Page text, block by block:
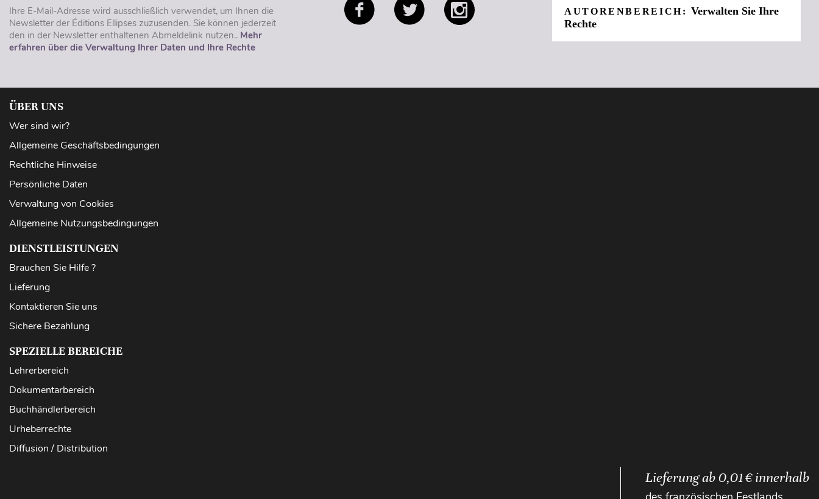
Ihre E-Mail-Adresse wird ausschließlich verwendet, um Ihnen die
Newsletter der Éditions Ellipses zuzusenden. Sie können jederzeit
den in der Newsletter enthaltenen Abmeldelink nutzen.. Mehr
erfahren über die Verwaltung Ihrer Daten und Ihre Rechte
AUTORENBEREICH:Verwalten Sie Ihre
Rechte
ÜBER UNS
Wer sind wir?
Allgemeine Geschäftsbedingungen
Rechtliche Hinweise
Persönliche Daten
Verwaltung von Cookies
Allgemeine Nutzungsbedingungen
DIENSTLEISTUNGEN
Brauchen Sie Hilfe ?
Lieferung
Kontaktieren Sie uns
Sichere Bezahlung
SPEZIELLE BEREICHE
Lehrerbereich
Dokumentarbereich
Buchhändlerbereich
Urheberrechte
Diffusion / Distribution
Lieferung ab 0,01 € innerhalb